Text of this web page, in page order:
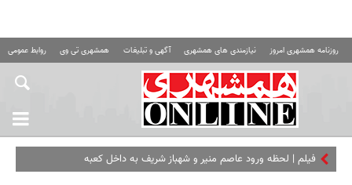
روزنامه همشهری امروز نیازمندی های همشهری آگهی و تبلیغات همشهری تی وی روابط عمومی
فیلم | لحظه ورود عاصم منیر و شهباز شریف به داخل کعبه